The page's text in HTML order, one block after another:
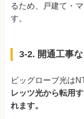
るため、戸建て・
す。
3-2. 開通工事
ビッグローブ光は
レッツ光から転用
れます。